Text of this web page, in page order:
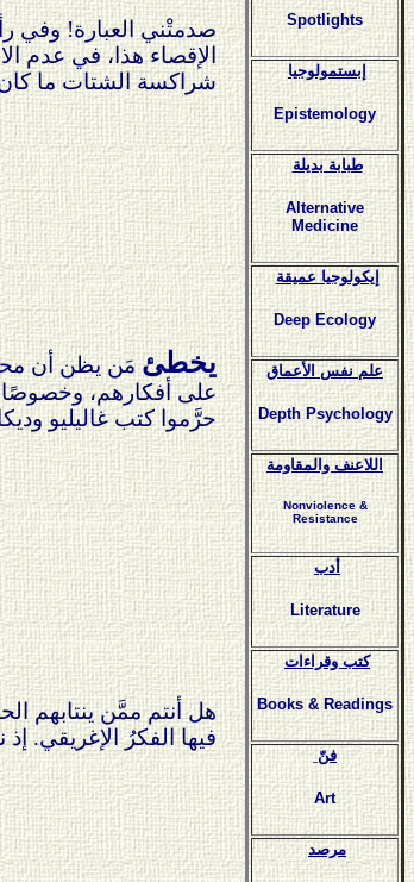
صدمتْني العبارة! وفي
الإقصاء هذا، في عدم
شراكسة الشتات ما كان
يخطئمَن يظن أن
على أفكارهم، وخصوصًا
حرَّموا كتب غاليليو
هل أنتم ممَّن ينتابهم
فيها الفكرُ الإغريقي.
Spotlights
إبستمولوجيا
Epistemology
طبابة بديلة
Alternative
Medicine
إيكولوجيا عميقة
Deep Ecology
علم نفس الأعماق
Depth Psychology
اللاعنف والمقاومة
Nonviolence &
Resistance
أدب
Literature
كتب وقراءات
Books & Readings
فنّ
Art
مرصد